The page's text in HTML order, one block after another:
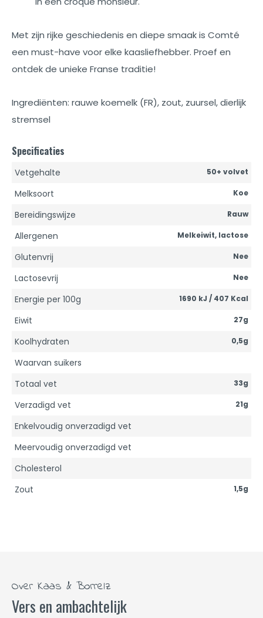
Met zijn rijke geschiedenis en diepe smaak is Comté
een must-have voor elke kaasliefhebber. Proef en
ontdek de unieke Franse traditie!
Ingrediënten: rauwe koemelk (FR), zout, zuursel, dierlijk
stremsel
Specificaties
Vetgehalte 50+ volvet
Melksoort Koe
Bereidingswijze Rauw
Allergenen Melkeiwit, lactose
Glutenvrij Nee
Lactosevrij Nee
Energie per 100g 1690 kJ / 407 Kcal
Eiwit 27g
Koolhydraten 0,5g
Waarvan suikers
Totaal vet
33g
Verzadigd vet 21g
Enkelvoudig onverzadigd vet
Meervoudig onverzadigd vet
Cholesterol
Zout
1,5g
Over Kaas & Borrelz
Vers en ambachtelijk